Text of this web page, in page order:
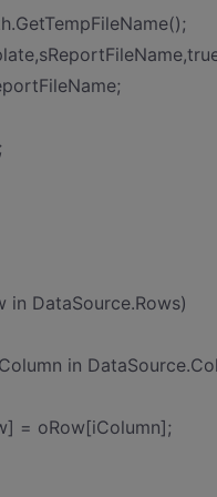
in DataSource.Rows)
in
= oRow[iColumn];